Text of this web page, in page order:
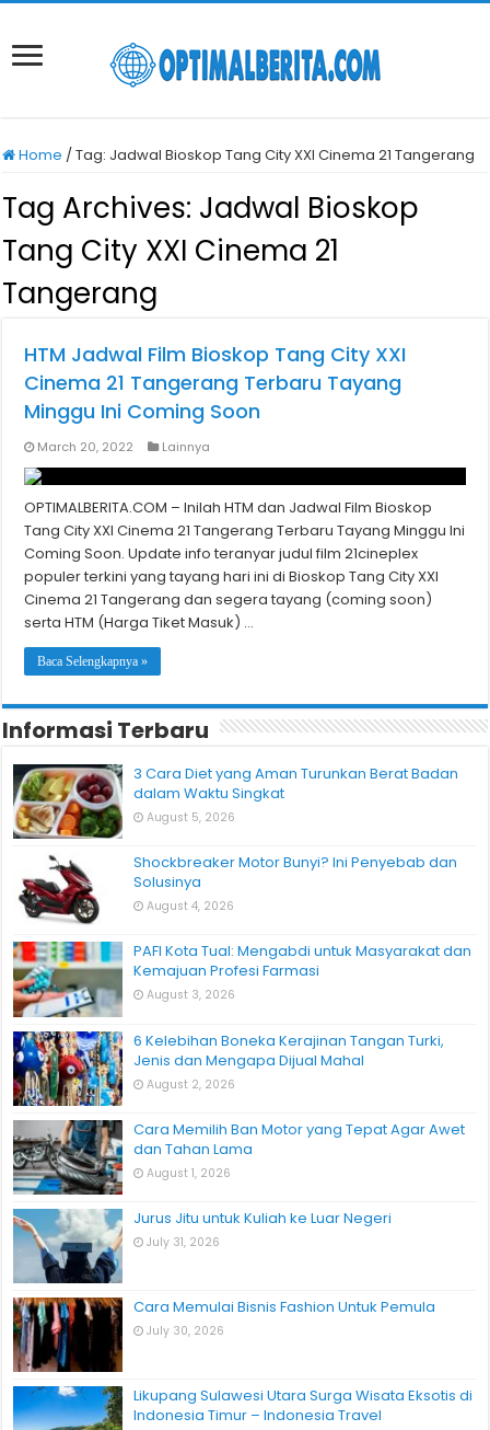
Home /Tag: Jadwal Bioskop Tang City XXI Cinema 21 Tangerang
Tag Archives: Jadwal Bioskop
Tang City XXI Cinema 21
Tangerang
HTM Jadwal Film Bioskop Tang City XXI
Cinema 21 Tangerang Terbaru Tayang
Minggu Ini Coming Soon
March 20, 2022 Lainnya
OPTIMALBERITA.COM – Inilah HTM dan Jadwal Film Bioskop
Tang City XXI Cinema 21 Tangerang Terbaru Tayang Minggu Ini
Coming Soon. Update info teranyar judul film 21cineplex
populer terkini yang tayang hari ini di Bioskop Tang City XXI
Cinema 21 Tangerang dan segera tayang (coming soon)
serta HTM (Harga Tiket Masuk) …
Baca Selengkapnya »
Informasi Terbaru
3 Cara Diet yang Aman Turunkan Berat Badan
dalam Waktu Singkat
August 5, 2026
Shockbreaker Motor Bunyi? Ini Penyebab dan
Solusinya
August 4, 2026
PAFI Kota Tual: Mengabdi untuk Masyarakat dan
Kemajuan Profesi Farmasi
August 3, 2026
6 Kelebihan Boneka Kerajinan Tangan Turki,
Jenis dan Mengapa Dijual Mahal
August 2, 2026
Cara Memilih Ban Motor yang Tepat Agar Awet
dan Tahan Lama
August 1, 2026
Jurus Jitu untuk Kuliah ke Luar Negeri
July 31, 2026
Cara Memulai Bisnis Fashion Untuk Pemula
July 30, 2026
Likupang Sulawesi Utara Surga Wisata Eksotis di
Indonesia Timur – Indonesia Travel